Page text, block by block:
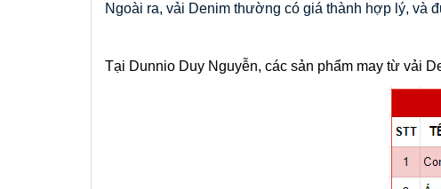
Ngoài ra, vải Denim thường có giá thành hợp lý, và
Tại Dunnio Duy Nguyễn, các sản phẩm may từ vải